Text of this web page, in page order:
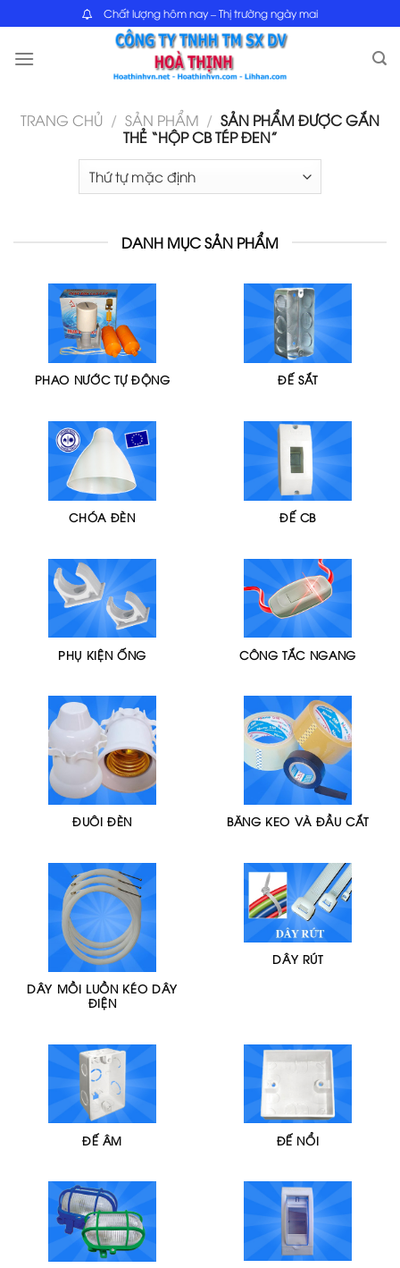
content
Chất lượng hôm nay – Thị trường ngày mai
TRANG CHỦ / SẢN PHẨM / SẢN PHẨM ĐƯỢC GẮN
THẺ “HỘP CB TÉP ĐEN”
DANH MỤC SẢN PHẨM
PHAO NƯỚC TỰ ĐỘNG ĐẾ SẮT
CHÓA ĐÈN ĐẾ CB
PHỤ KIỆN ỐNG CÔNG TẮC NGANG
ĐUÔI ĐÈN BĂNG KEO VÀ ĐẦU CẮT
DÂY MỒI LUỒN KÉO DÂY
ĐIỆN
DÂY RÚT
ĐẾ ÂM ĐẾ NỔI